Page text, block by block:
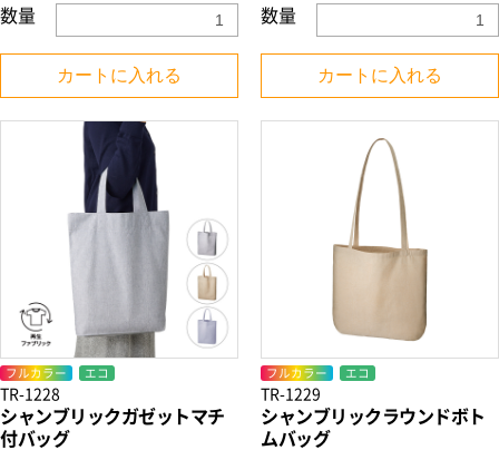
数量
カートに入れる
数量
カートに入れる
フルカラー エコ
TR-1228
シャンブリックガゼットマチ
付バッグ
フルカラー エコ
TR-1229
シャンブリックラウンドボト
ムバッグ